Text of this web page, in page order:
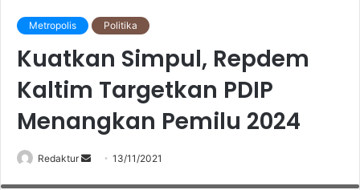
Metropolis Politika
Kuatkan Simpul, Repdem
Kaltim Targetkan PDIP
Menangkan Pemilu 2024
Redaktur 13/11/2021
Repdem bisa mendorong pemenangan pemilu di tahun 2024. (Foto :